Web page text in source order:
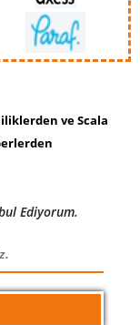
ve Scala
Ediyorum.